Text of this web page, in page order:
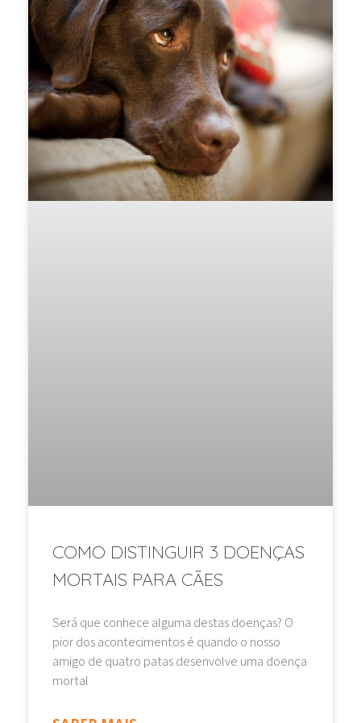
COMO DISTINGUIR 3 DOENÇAS
MORTAIS PARA CÃES
Será que conhece alguma destas doenças? O
pior dos acontecimentos é quando o nosso
amigo de quatro patas desenvolve uma doença
mortal